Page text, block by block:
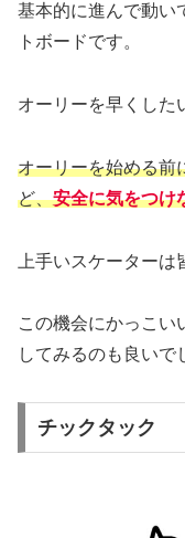
基本的に進んで動い
トボードです。
オーリーを早くした
オーリーを始める前
ど、安全に気をつけ
上手いスケーターは
この機会にかっこい
してみるのも良いで
チックタック